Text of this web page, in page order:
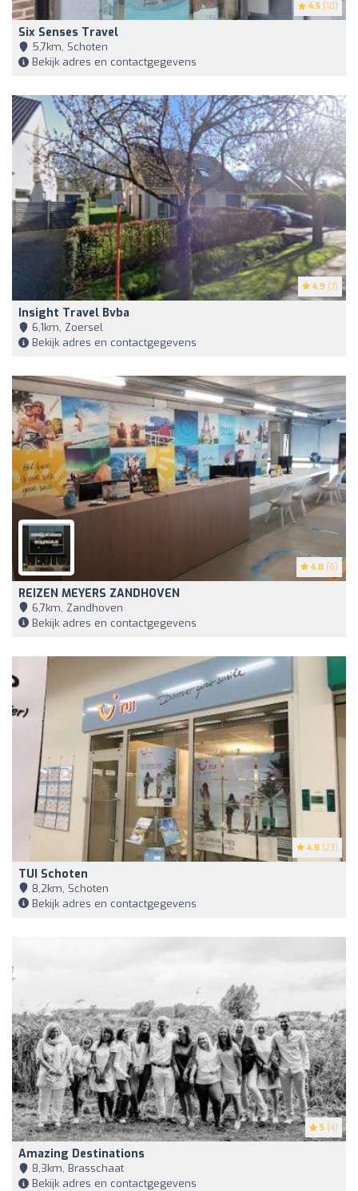
4.5 (10)
Six Senses Travel
5,7km, Schoten
Bekijk adres en contactgegevens
4.9 (7)
Insight Travel Bvba
6,1km, Zoersel
Bekijk adres en contactgegevens
4.8 (6)
REIZEN MEYERS ZANDHOVEN
6,7km, Zandhoven
Bekijk adres en contactgegevens
4.8 (23)
TUI Schoten
8,2km, Schoten
Bekijk adres en contactgegevens
5 (4)
Amazing Destinations
8,3km, Brasschaat
Bekijk adres en contactgegevens